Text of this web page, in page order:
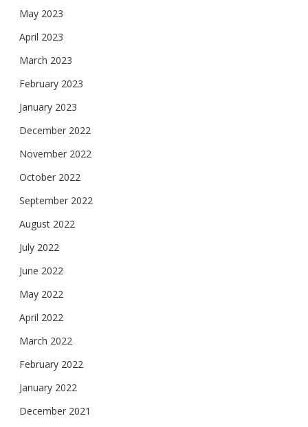
May 2023
April 2023
March 2023
February 2023
January 2023
December 2022
November 2022
October 2022
September 2022
August 2022
July 2022
June 2022
May 2022
April 2022
March 2022
February 2022
January 2022
December 2021